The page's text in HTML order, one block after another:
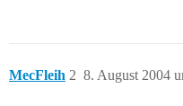
MecFleih 8. August 2004
2